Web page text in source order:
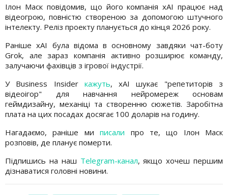
Ілон Маск повідомив, що його компанія xAI працює над
відеогрою, повністю створеною за допомогою штучного
інтелекту. Реліз проекту планується до кінця 2026 року.
Раніше xAI була відома в основному завдяки чат-боту
Grok, але зараз компанія активно розширює команду,
залучаючи фахівців з ігрової індустрії.
У Business Insider кажуть, xAI шукає "репетиторів з
відеоігор" для навчання нейромереж основам
геймдизайну, механіці та створенню сюжетів. Заробітна
плата на цих посадах досягає 100 доларів на годину.
Нагадаємо, раніше миписали про те, що Ілон Маск
розповів, де планує померти.
Підпишись на наш Telegram-канал, якщо хочеш першим
дізнаватися головні новини.